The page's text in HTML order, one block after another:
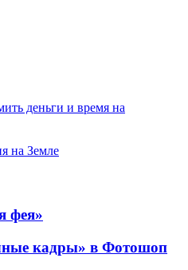
деньги и время на
на Земле
фея»
кадры» в Фотошоп